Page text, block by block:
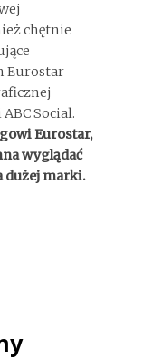
chętnie
Eurostar
Social.
Eurostar,
wyglądać
dużej marki.